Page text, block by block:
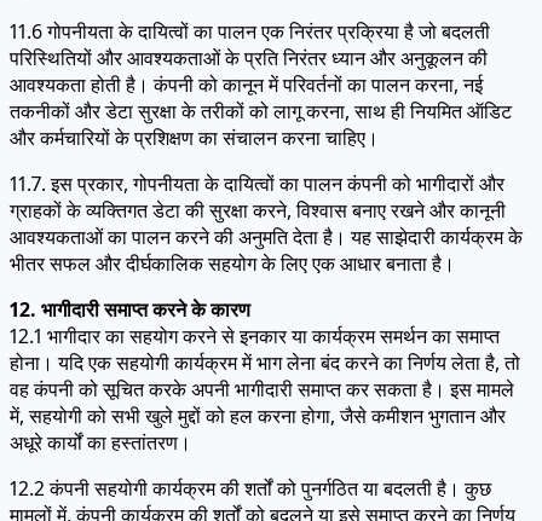
11.6 गोपनीयता के दायित्वों का पालन एक निरंतर प्रक्रिया है जो बदलती
परिस्थितियों और आवश्यकताओं के प्रति निरंतर ध्यान और अनुकूलन की
आवश्यकता होती है। कंपनी को कानून में परिवर्तनों का पालन करना, नई
तकनीकों और डेटा सुरक्षा के तरीकों को लागू करना, साथ ही नियमित ऑडिट
और कर्मचारियों के प्रशिक्षण का संचालन करना चाहिए।
11.7. इस प्रकार, गोपनीयता के दायित्वों का पालन कंपनी को भागीदारों और
ग्राहकों के व्यक्तिगत डेटा की सुरक्षा करने, विश्वास बनाए रखने और कानूनी
आवश्यकताओं का पालन करने की अनुमति देता है। यह साझेदारी कार्यक्रम के
भीतर सफल और दीर्घकालिक सहयोग के लिए एक आधार बनाता है।
12. भागीदारी समाप्त करने के कारण
12.1 भागीदार का सहयोग करने से इनकार या कार्यक्रम समर्थन का समाप्त
होना। यदि एक सहयोगी कार्यक्रम में भाग लेना बंद करने का निर्णय लेता है, तो
वह कंपनी को सूचित करके अपनी भागीदारी समाप्त कर सकता है। इस मामले
में, सहयोगी को सभी खुले मुद्दों को हल करना होगा, जैसे कमीशन भुगतान और
अधूरे कार्यों का हस्तांतरण।
12.2 कंपनी सहयोगी कार्यक्रम की शर्तों को पुनर्गठित या बदलती है। कुछ
मामलों में, कंपनी कार्यक्रम की शर्तों को बदलने या इसे समाप्त करने का निर्णय